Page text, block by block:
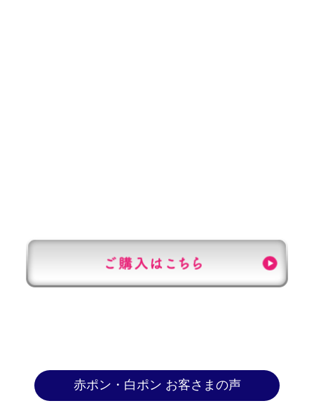
赤ポン・白ポン お客さまの声